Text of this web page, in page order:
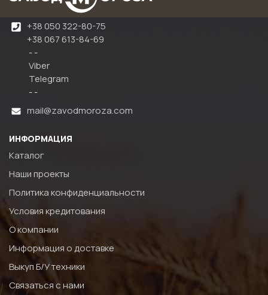
+38 050 322-80-75
+38 067 613-84-69
- -
Viber
Telegram
- -
mail@zavodmoroza.com
ИНФОРМАЦИЯ
Каталог
Наши проекты
Политика конфиденциальности
Условия кредитования
О компании
Информация о доставке
Выкуп Б/У техники
Связаться с нами